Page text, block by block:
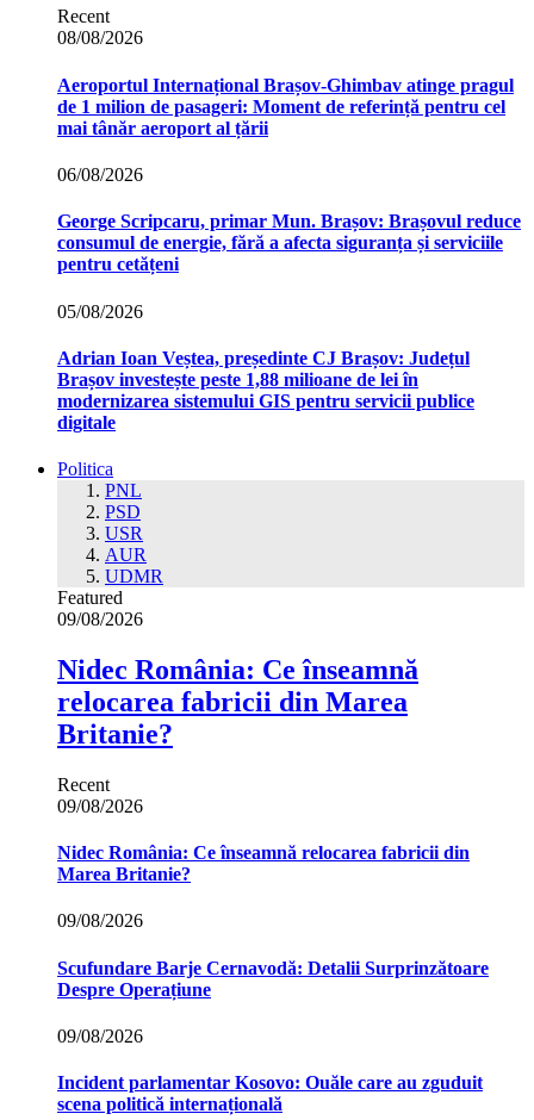
Recent
08/08/2026
Aeroportul Internațional Brașov‑Ghimbav atinge pragul
de 1 milion de pasageri: Moment de referință pentru cel
mai tânăr aeroport al țării
06/08/2026
George Scripcaru, primar Mun. Brașov: Brașovul reduce
consumul de energie, fără a afecta siguranța și serviciile
pentru cetățeni
05/08/2026
Adrian Ioan Veștea, președinte CJ Brașov: Județul
Brașov investește peste 1,88 milioane de lei în
modernizarea sistemului GIS pentru servicii publice
digitale
Politica
PNL
PSD
USR
AUR
UDMR
Featured
09/08/2026
Nidec România: Ce înseamnă
relocarea fabricii din Marea
Britanie?
Recent
09/08/2026
Nidec România: Ce înseamnă relocarea fabricii din
Marea Britanie?
09/08/2026
Scufundare Barje Cernavodă: Detalii Surprinzătoare
Despre Operațiune
09/08/2026
Incident parlamentar Kosovo: Ouăle care au zguduit
scena politică internațională